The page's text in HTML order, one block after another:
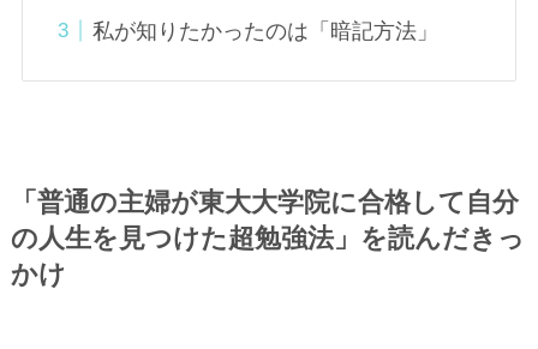
私が知りたかったのは「暗記方法」
「普通の主婦が東大大学院に合格して自分
の人生を見つけた超勉強法」を読んだきっ
かけ